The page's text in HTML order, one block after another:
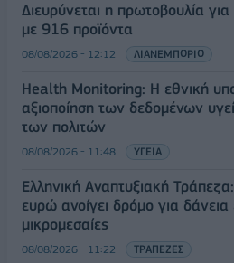
Διευρύνεται η πρωτοβουλία για
με 916 προϊόντα
08/08/2026 - 12:12 ΛΙΑΝΕΜΠΟΡΙΟ
Health Monitoring: Η εθνική
αξιοποίηση των δεδομένων
των πολιτών
08/08/2026 - 11:48 ΥΓΕΙΑ
Ελληνική Αναπτυξιακή
ευρώ ανοίγει δρόμο για
μικρομεσαίες
08/08/2026 - 11:22 ΤΡΑΠΕΖΕΣ